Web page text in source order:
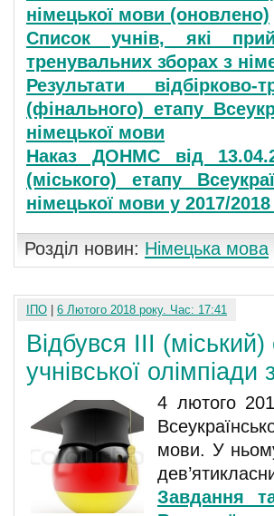
німецької мови (оновлено)
Список учнів, які
тренувальних зборах з
Результати
(фінального) етапу
німецької мови
Наказ ДОНМС від
(міського) етапу
німецької мови у 2017/
Розділ новин: Німецька мова
ІПО 6 Лютого 2018 року. Час: 17:41
Відбувся ІІІ
учнівської
4 лютого
мови. У
Завдання